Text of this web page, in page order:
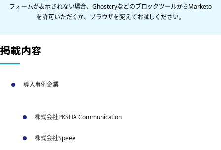
掲載内容
導入事例企業
株式会社PKSHA Communication
株式会社Speee
フォームが表示されない場合、GhosteryなどのブロックツールからMarketo
を許可いただくか、ブラウザを変えてお試しください。